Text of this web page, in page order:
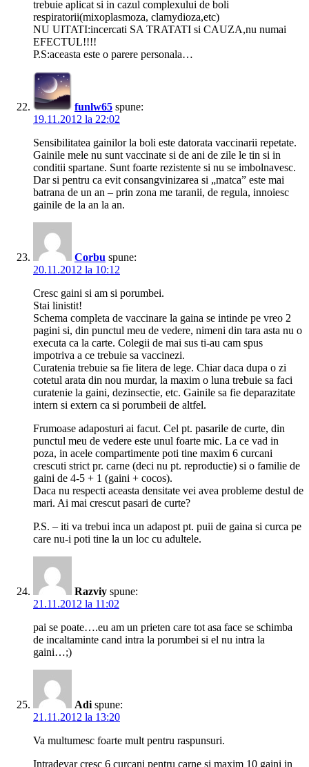
trebuie aplicat si in cazul complexului de boli
respiratorii(mixoplasmoza, clamydioza,etc)
NU UITATI:incercati SA TRATATI si CAUZA,nu numai
EFECTUL!!!!
P.S:aceasta este o parere personala…
funlw65 spune:
19.11.2012 la 22:02
Sensibilitatea gainilor la boli este datorata vaccinarii repetate.
Gainile mele nu sunt vaccinate si de ani de zile le tin si in
conditii spartane. Sunt foarte rezistente si nu se imbolnavesc.
Dar si pentru ca evit consangvinizarea si „matca” este mai
batrana de un an – prin zona me taranii, de regula, innoiesc
gainile de la an la an.
Corbu spune:
20.11.2012 la 10:12
Cresc gaini si am si porumbei.
Stai linistit!
Schema completa de vaccinare la gaina se intinde pe vreo 2
pagini si, din punctul meu de vedere, nimeni din tara asta nu o
executa ca la carte. Colegii de mai sus ti-au cam spus
impotriva a ce trebuie sa vaccinezi.
Curatenia trebuie sa fie litera de lege. Chiar daca dupa o zi
cotetul arata din nou murdar, la maxim o luna trebuie sa faci
curatenie la gaini, dezinsectie, etc. Gainile sa fie deparazitate
intern si extern ca si porumbeii de altfel.
Frumoase adaposturi ai facut. Cel pt. pasarile de curte, din
punctul meu de vedere este unul foarte mic. La ce vad in
poza, in acele compartimente poti tine maxim 6 curcani
crescuti strict pr. carne (deci nu pt. reproductie) si o familie de
gaini de 4-5 + 1 (gaini + cocos).
Daca nu respecti aceasta densitate vei avea probleme destul de
mari. Ai mai crescut pasari de curte?
P.S. – iti va trebui inca un adapost pt. puii de gaina si curca pe
care nu-i poti tine la un loc cu adultele.
Razviy spune:
21.11.2012 la 11:02
pai se poate….eu am un prieten care tot asa face se schimba
de incaltaminte cand intra la porumbei si el nu intra la
gaini…;)
Adi spune:
21.11.2012 la 13:20
Va multumesc foarte mult pentru raspunsuri.
Intradevar cresc 6 curcani pentru carne si maxim 10 gaini in